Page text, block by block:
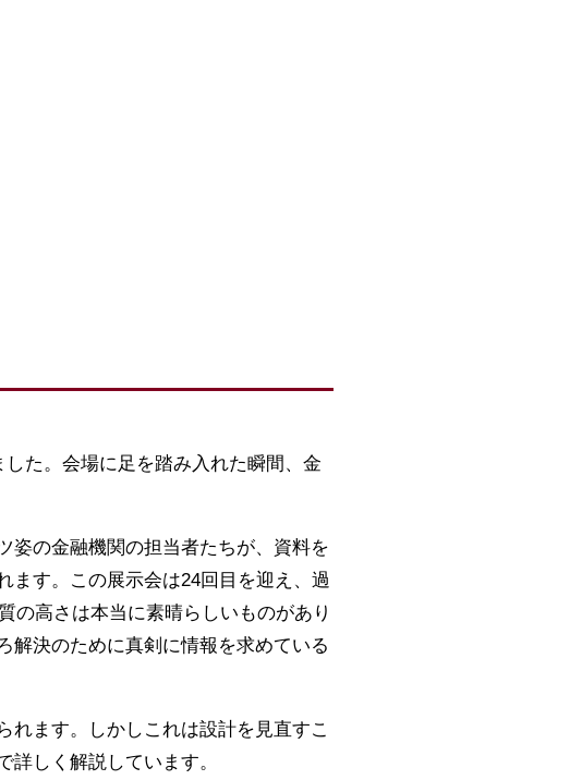
た。会場に足を踏み入れた瞬間、金
姿の金融機関の担当者たちが、資料を
ます。この展示会は24回目を迎え、過
の高さは本当に素晴らしいものがあり
解決のために真剣に情報を求めている
れます。しかしこれは設計を見直すこ
詳しく解説しています。